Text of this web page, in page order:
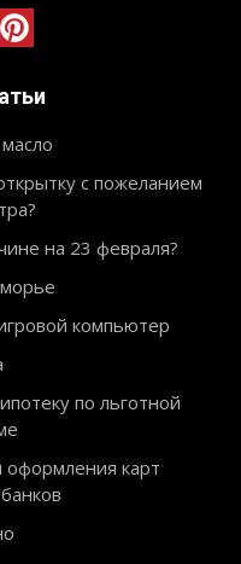
с пожеланием
на 23 февраля?
компьютер
по льготной
оформления карт